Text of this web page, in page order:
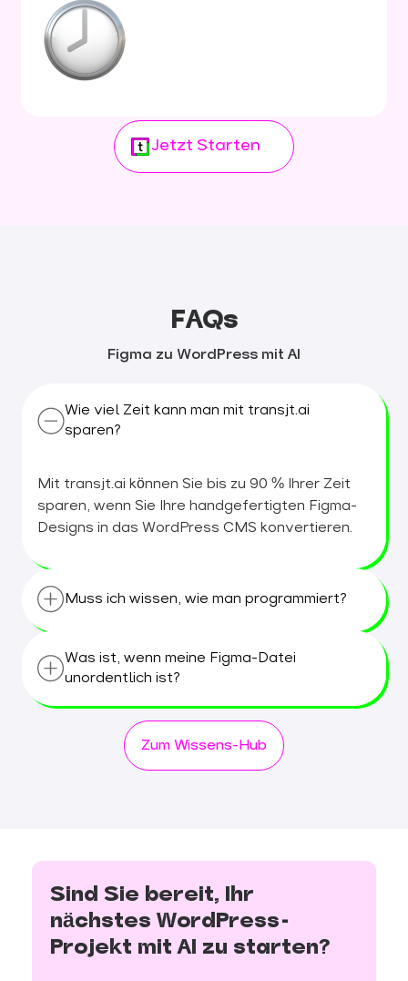
Jetzt Starten
FAQs
Figma zu WordPress mit AI
Wie viel Zeit kann man mit transjt.ai
sparen?
Mit transjt.ai können Sie bis zu 90 % Ihrer Zeit
sparen, wenn Sie Ihre handgefertigten Figma-
Designs in das WordPress CMS konvertieren.
Muss ich wissen, wie man programmiert?
HTML-, CSS- und JavaScript-Generierung für
Sie. Sie können ein Design aus Figma
exportieren und esaufIhrer WordPress-
Website einbinden, ohne eine einzige Zeile
Code zu schreiben.
Was ist, wenn meine Figma-Datei
unordentlich ist?
das Auto-Layout von Figma verwenden. Wenn
Ihre Datei unorganisiert ist, wird unsere KI
Zum Wissens-Hub
Sind Sie bereit, Ihr
nächstes WordPress-
Projekt mit AI zu starten?